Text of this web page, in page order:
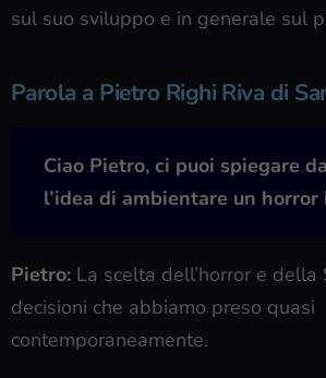
sul suo sviluppo e in generale sul
Parola a Pietro Righi Riva di
Ciao Pietro, ci puoi spiegare
l’idea di ambientare un horror
Pietro: La scelta dell’horror e della
decisioni che abbiamo preso quasi
contemporaneamente.